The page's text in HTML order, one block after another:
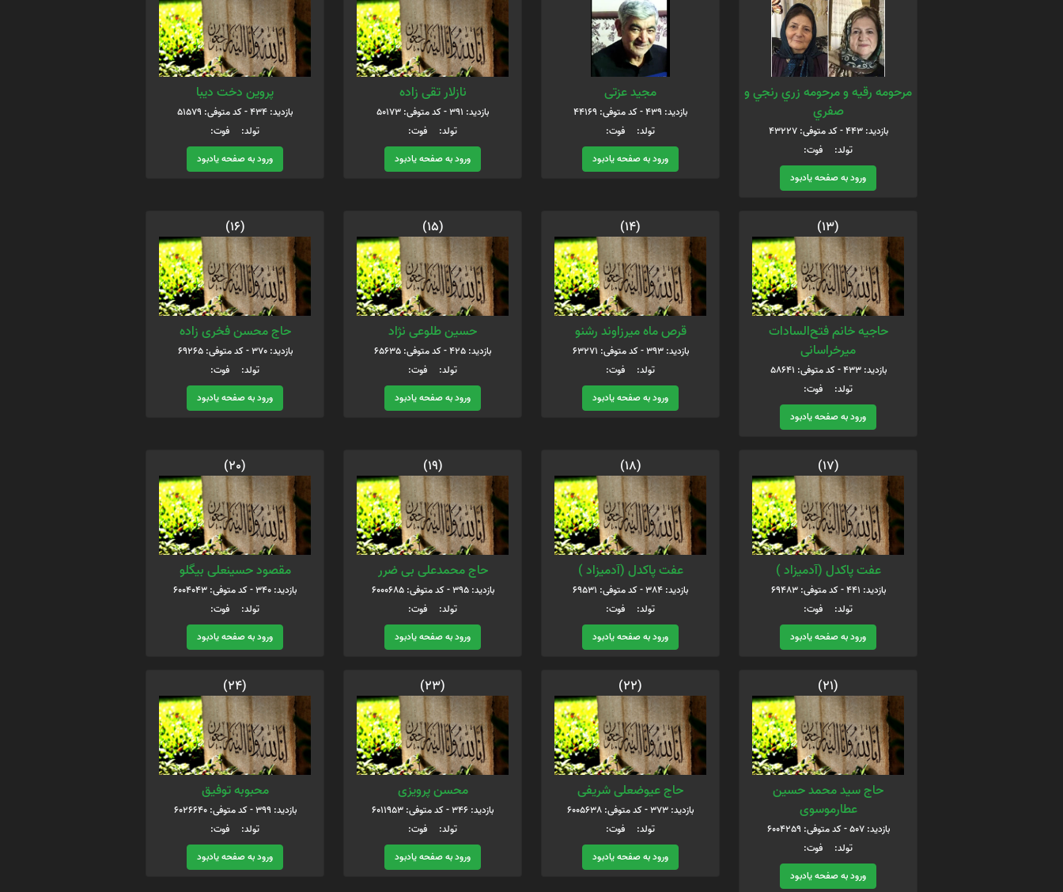
مرحومه رقيه و مرحومه زري رنجي و
صفري
بازدید: 443 - کد متوفی: 43227
تولد: فوت:
ورود به صفحه یادبود
مجید عزتی
بازدید: 439 - کد متوفی: 44169
تولد: فوت:
ورود به صفحه یادبود
نازلار تقی زاده
بازدید: 391 - کد متوفی: 50173
تولد: فوت:
ورود به صفحه یادبود
پروین دخت دیبا
بازدید: 434 - کد متوفی: 51579
تولد: فوت:
ورود به صفحه یادبود
(13)
حاجیه خانم فتح‌السادات
میرخراسانی
بازدید: 433 - کد متوفی: 58641
تولد: فوت:
ورود به صفحه یادبود
(14)
قرص ماه میرزاوند رشنو
بازدید: 393 - کد متوفی: 63271
تولد: فوت:
ورود به صفحه یادبود
(15)
حسین طلوعی نژاد
بازدید: 425 - کد متوفی: 65635
تولد: فوت:
ورود به صفحه یادبود
(16)
حاج محسن فخری زاده
بازدید: 370 - کد متوفی: 69265
تولد: فوت:
ورود به صفحه یادبود
(17)
عفت پاکدل (آدمیزاد )
بازدید: 441 - کد متوفی: 69483
تولد: فوت:
ورود به صفحه یادبود
(18)
عفت پاکدل (آدمیزاد )
بازدید: 384 - کد متوفی: 69531
تولد: فوت:
ورود به صفحه یادبود
(19)
حاج محمدعلی بی ضرر
بازدید: 395 - کد متوفی: 6000685
تولد: فوت:
ورود به صفحه یادبود
(20)
مقصود حسینعلی بیگلو
بازدید: 340 - کد متوفی: 6004043
تولد: فوت:
ورود به صفحه یادبود
(21)
حاج سید محمد حسین
عطارموسوی
بازدید: 507 - کد متوفی: 6004259
تولد: فوت:
ورود به صفحه یادبود
(22)
حاج عیوضعلی شریفی
بازدید: 373 - کد متوفی: 6005638
تولد: فوت:
ورود به صفحه یادبود
(23)
محسن پرویزی
بازدید: 346 - کد متوفی: 6011953
تولد: فوت:
ورود به صفحه یادبود
(24)
محبوبه توفیق
بازدید: 399 - کد متوفی: 6026640
تولد: فوت:
ورود به صفحه یادبود